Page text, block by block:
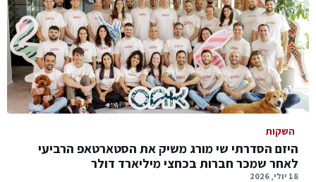
השקות
היזם הסדרתי שי מורג משיק את הסטארטאפ הרביעי
לאחר שמכר חברות בכחצי מיליארד דולר
18 יולי, 2026